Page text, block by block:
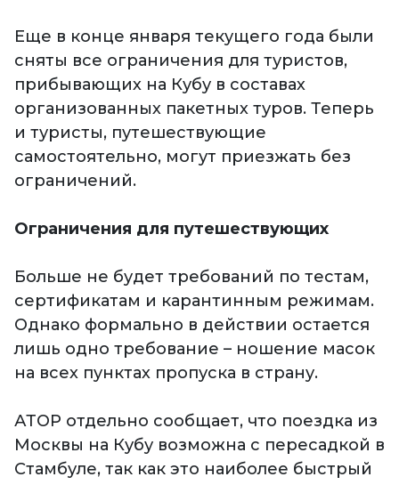
Еще в конце января текущего года были
сняты все ограничения для туристов,
прибывающих на Кубу в составах
организованных пакетных туров. Теперь
и туристы, путешествующие
самостоятельно, могут приезжать без
ограничений.
Ограничения для путешествующих
Больше не будет требований по тестам,
сертификатам и карантинным режимам.
Однако формально в действии остается
лишь одно требование – ношение масок
на всех пунктах пропуска в страну.
АТОР отдельно сообщает, что поездка из
Москвы на Кубу возможна с пересадкой в
Стамбуле, так как это наиболее быстрый